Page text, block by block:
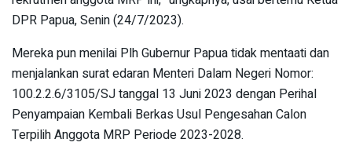
DPR Papua, Senin (24/7/2023).
Mereka pun menilai Plh Gubernur Papua tidak mentaati dan
menjalankan surat edaran Menteri Dalam Negeri Nomor:
100.2.2.6/3105/SJ tanggal 13 Juni 2023 dengan Perihal
Penyampaian Kembali Berkas Usul Pengesahan Calon
Terpilih Anggota MRP Periode 2023-2028.